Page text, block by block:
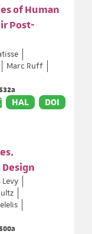
of Human
Post-
Marc Ruff
HAL DOI
Levy